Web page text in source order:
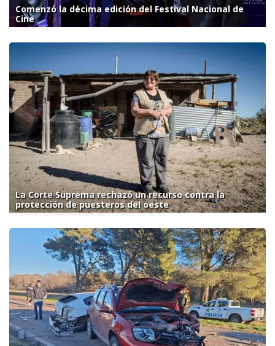
Comenzó la décima edición del Festival Nacional de
Cine
La Corte Suprema rechazó un recurso contra la
protección de puesteros del oeste